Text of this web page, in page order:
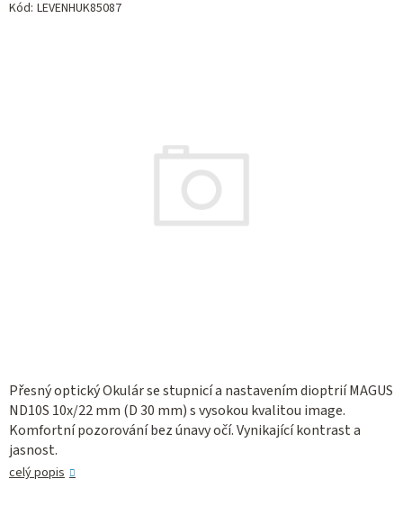
Přesný optický Okulár se stupnicí a nastavením dioptrií MAGUS
ND10S 10х/22 mm (D 30 mm) s vysokou kvalitou image.
Komfortní pozorování bez únavy očí. Vynikající kontrast a
jasnost.
celý popis
hodnocení
Kód: LEVENHUK85087